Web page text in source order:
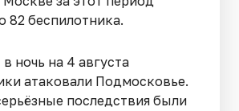
82 беспилотника.
ночь на 4 августа
атаковали Подмосковье.
последствия были